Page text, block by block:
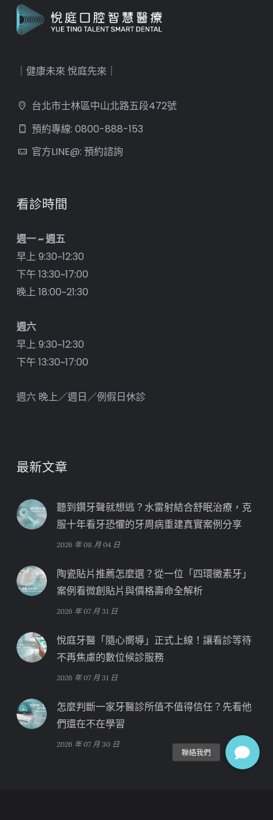
｜健康未來 悅庭先來｜
台北市士林區中山北路五段472號
預約專線: 0800-888-153
官方LINE@: 預約諮詢
看診時間
週一 ~ 週五
早上 9:30~12:30
下午 13:30~17:00
晚上 18:00~21:30
週六
早上 9:30~12:30
下午 13:30~17:00
週六 晚上／週日／例假日休診
最新文章
聽到鑽牙聲就想逃？水雷射結合舒眠治療，克
服十年看牙恐懼的牙周病重建真實案例分享
2026 年 08 月 04 日
陶瓷貼片推薦怎麼選？從一位「四環黴素牙」
案例看微創貼片與價格壽命全解析
2026 年 07 月 31 日
悅庭牙醫「隨心嚮導」正式上線！讓看診等待
不再焦慮的數位候診服務
2026 年 07 月 31 日
怎麼判斷一家牙醫診所值不值得信任？先看他
們還在不在學習
2026 年 07 月 30 日